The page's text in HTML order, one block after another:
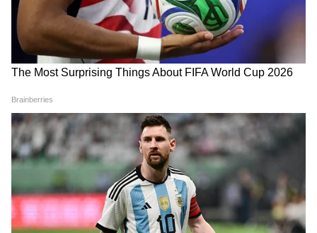
Modi in IIT Delhi: देश के युवाओं को PM
Modi ने दिया सक्सेस का बहुत बड़ा फॉर्मूला,